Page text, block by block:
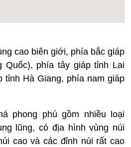
cao biên giới, phía bắc giáp
Quốc), phía tây giáp tỉnh Lai
tỉnh Hà Giang, phía nam giáp
phong phú gồm nhiều loại
lũng, có địa hình vùng núi
cao và các đỉnh núi rất cao